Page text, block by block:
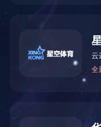
智慧餐厨